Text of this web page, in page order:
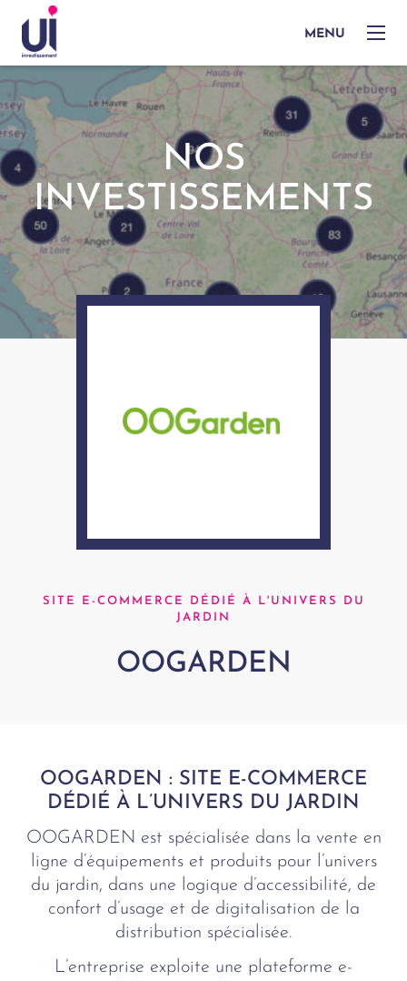
MENU
NOS
INVESTISSEMENTS
SITE E-COMMERCE DÉDIÉ À L'UNIVERS DU
JARDIN
OOGARDEN
OOGARDEN : SITE E-COMMERCE
DÉDIÉ À L’UNIVERS DU JARDIN
OOGARDEN est spécialisée dans la vente en
ligne d’équipements et produits pour l’univers
du jardin, dans une logique d’accessibilité, de
confort d’usage et de digitalisation de la
distribution spécialisée.
L’entreprise exploite une plateforme e-